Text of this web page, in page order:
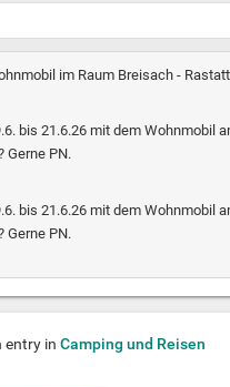
im Raum Breisach -
bis 21.6.26 mit dem Wohnmobil
Gerne PN.
bis 21.6.26 mit dem Wohnmobil
PN.
entry in Camping und Reisen